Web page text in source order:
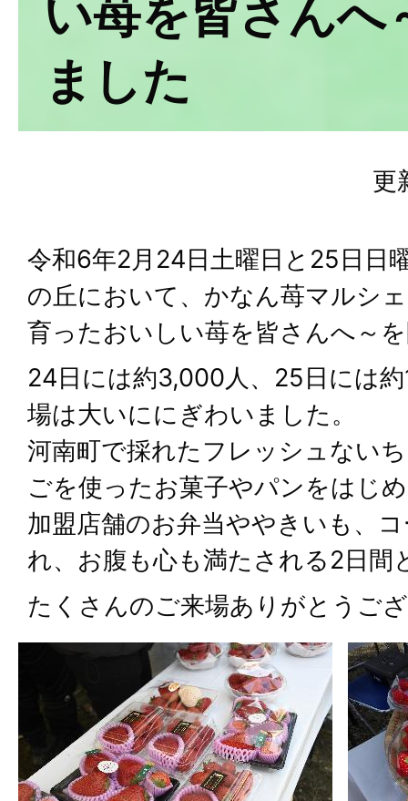
い苺を皆さんへ
ました
更
令和6年2月24日土曜日と25日日
の丘において、かなん苺マルシ
育ったおいしい苺を皆さんへ～
24日には約3,000人、25日には
場は大いににぎわいました。
河南町で採れたフレッシュない
ごを使ったお菓子やパンをはじ
加盟店舗のお弁当ややきいも、
れ、お腹も心も満たされる2日間
たくさんのご来場ありがとうご